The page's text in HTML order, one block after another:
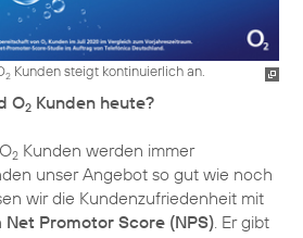
2 Kunden steigt kontinuierlich an.
O2 Kunden heute?
O2 Kunden werden immer
unser Angebot so gut wie noch
wir die Kundenzufriedenheit mit
Net Promotor Score (NPS). Er gibt